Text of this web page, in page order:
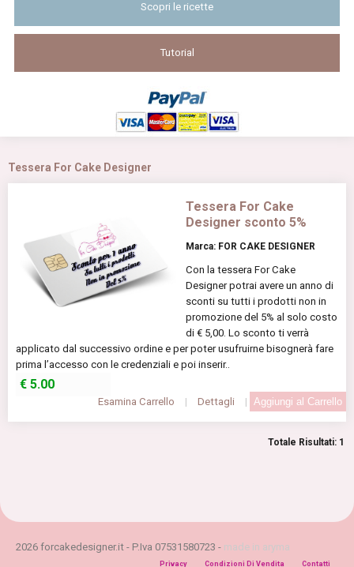
Scopri le ricette
Tutorial
Tessera For Cake Designer
Tessera For Cake
Designer sconto 5%
Marca: FOR CAKE DESIGNER
Con la tessera For Cake
Designer potrai avere un anno di
sconti su tutti i prodotti non in
promozione del 5% al solo costo
di € 5,00. Lo sconto ti verrà
applicato dal successivo ordine e per poter usufruirne bisognerà fare
prima l’accesso con le credenziali e poi inserir..
€ 5.00
Esamina Carrello | Dettagli |
Totale Risultati: 1
2026 forcakedesigner.it - P.Iva 07531580723 - made in aryma
Privacy Condizioni Di Vendita Contatti